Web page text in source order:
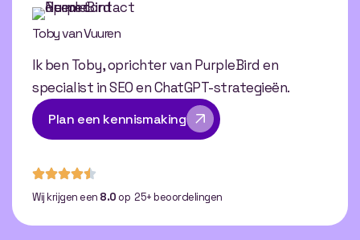
Toby van Vuuren
Ik ben Toby, oprichter van PurpleBird en
specialist in SEO en ChatGPT-strategieën.
Plan een kennismaking
Wij krijgen een 8.0 op 25+ beoordelingen